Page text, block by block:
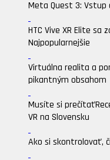
Meta Quest 3: Vstup
HTC Vive XR Elite sa
Najpopularnejšie
Virtuálna realita a
pikantným obsahom
Musíte si prečítať
VR na Slovensku
Ako si skontrolovať,